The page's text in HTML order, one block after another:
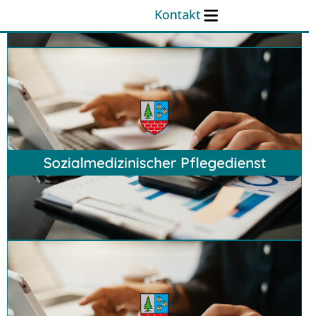
Kontakt
Sozialmedizinischer Pflegedienst
Hier klicken